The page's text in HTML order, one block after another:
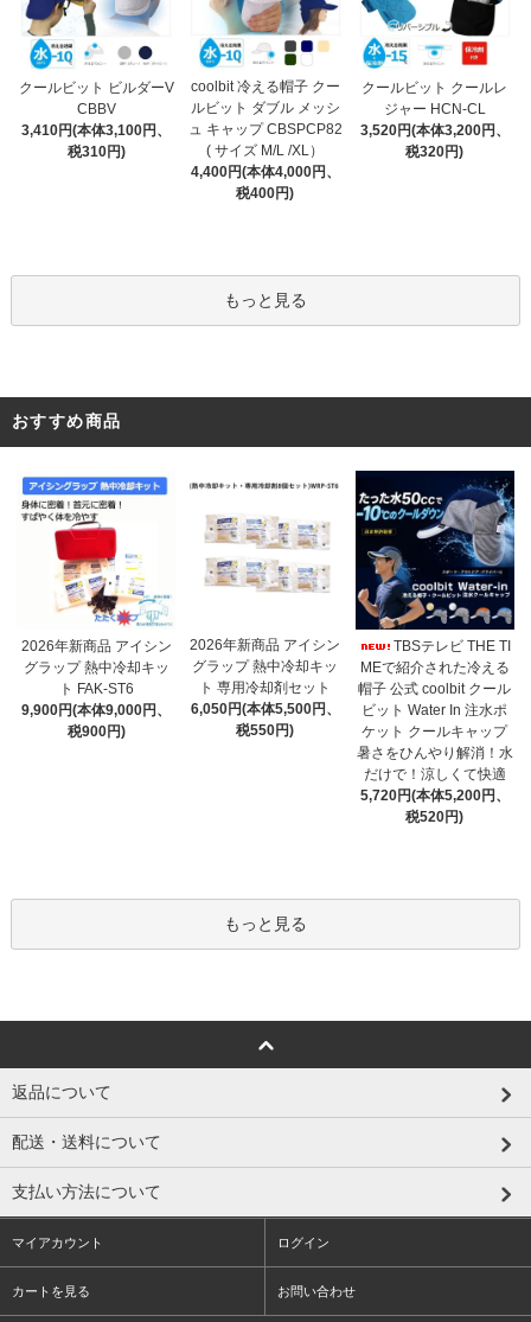
クールビット ビルダーV
CBBV
3,410円(本体3,100円、
税310円)
coolbit 冷える帽子 クー
ルビット ダブル メッシ
ュ キャップ CBSPCP82
( サイズ M/L /XL）
4,400円(本体4,000円、
税400円)
クールビット クールレ
ジャー HCN-CL
3,520円(本体3,200円、
税320円)
もっと見る
おすすめ商品
2026年新商品 アイシン
グラップ 熱中冷却キッ
ト FAK-ST6
9,900円(本体9,000円、
税900円)
2026年新商品 アイシン
グラップ 熱中冷却キッ
ト 専用冷却剤セット
6,050円(本体5,500円、
税550円)
TBSテレビ THE TI
MEで紹介された冷える
帽子 公式 coolbit クール
ビット Water In 注水ポ
ケット クールキャップ
暑さをひんやり解消！水
だけで！涼しくて快適
5,720円(本体5,200円、
税520円)
もっと見る
返品について
配送・送料について
支払い方法について
マイアカウント ログイン
カートを見る お問い合わせ